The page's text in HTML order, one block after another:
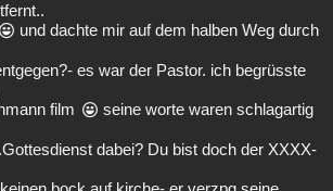
und dachte mir auf dem halben Weg durch
es war der Pastor. ich begrüsste
film
seine worte waren schlagartig
dabei? Du bist doch der XXXX-